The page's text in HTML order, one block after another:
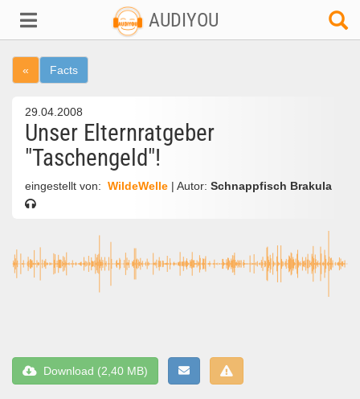
AUDIYOU
« Facts
29.04.2008
Unser Elternratgeber
"Taschengeld"!
eingestellt von: WildeWelle | Autor: Schnappfisch Brakula
Download (2,40 MB)